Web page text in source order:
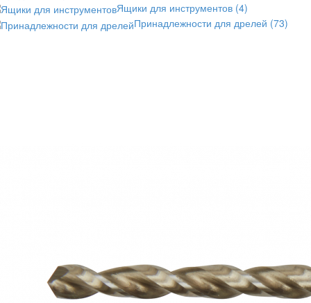
Ящики для инструментов (4)
Принадлежности для дрелей (73)